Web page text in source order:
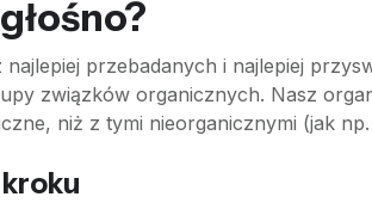
przebadanych i najlepiej
związków organicznych. Nasz
niż z tymi nieorganicznymi (jak